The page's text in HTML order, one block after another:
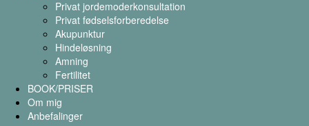
Privat jordemoderkonsultation
Privat fødselsforberedelse
Akupunktur
Hindeløsning
Amning
Fertilitet
BOOK/PRISER
Om mig
Anbefalinger